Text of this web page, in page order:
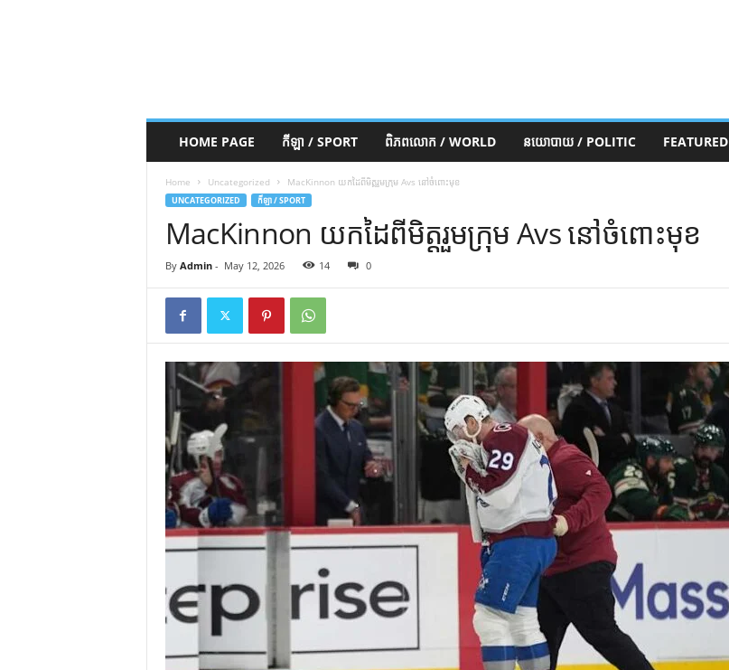
HOME PAGE កីឡា / SPORT ពិភពលោក / WORLD នយោបាយ / POLITIC FEATURED
Home Uncategorized MacKinnon យកដៃពីមិត្តរួមក្រុម Avs នៅចំពោះមុខ
UNCATEGORIZED កីឡា / SPORT
MacKinnon យកដៃពីមិត្តរួមក្រុម Avs នៅចំពោះមុខ
By Admin- May 12, 2026 14 0